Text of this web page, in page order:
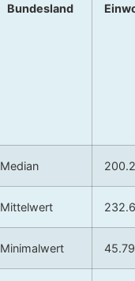
Bundesland
Median
Mittelwert
Minimalwert